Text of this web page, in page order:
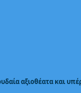
αξιοθέατα και